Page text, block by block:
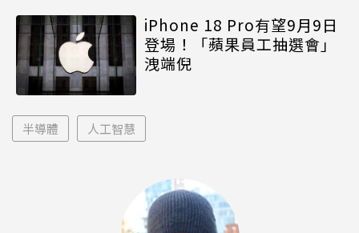
iPhone 18 Pro有望9月9日
登場！「蘋果員工抽選會」
洩端倪
半導體 人工智慧